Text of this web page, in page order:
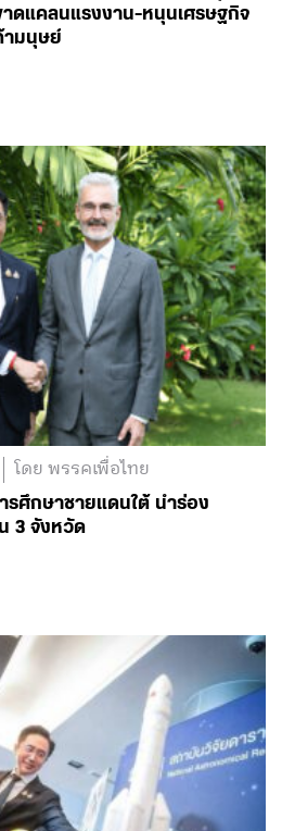
ดแคลนแรงงาน-หนุนเศรษฐกิจ
ามนุษย์
โดย พรรคเพื่อไทย
รศึกษาชายแดนใต้ นำร่อง
3 จังหวัด